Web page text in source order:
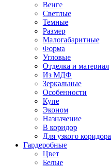
Венге
Светлые
Темные
Размер
Малогабаритные
Форма
Угловые
Отделка и материал
Из МДФ
Зеркальные
Особенности
Купе
Эконом
Назначение
В коридор
Для узкого коридора
Гардеробные
Цвет
Белые